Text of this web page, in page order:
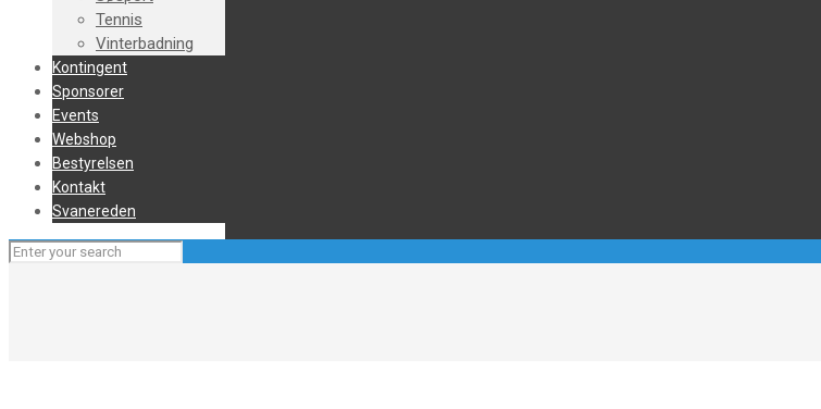
Tennis
Vinterbadning
Kontingent
Sponsorer
Events
Webshop
Bestyrelsen
Kontakt
Svanereden